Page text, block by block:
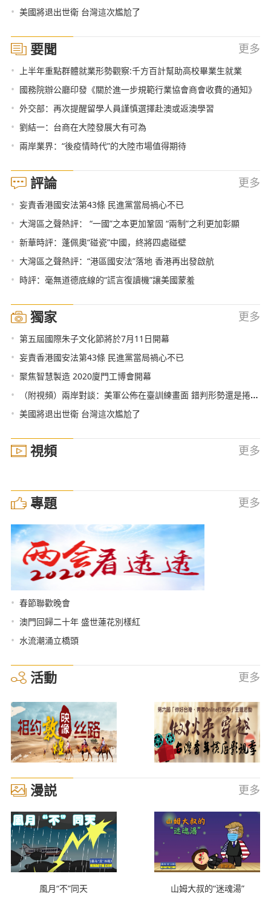
• 美國將退出世衛 台灣這次尷尬了
要聞 更多
• 上半年重點群體就業形勢觀察:千方百計幫助高校畢業生就業
• 國務院辦公廳印發《關於進一步規範行業協會商會收費的通知》
• 外交部：再次提醒留學人員謹慎選擇赴澳或返澳學習
• 劉結一：台商在大陸發展大有可為
• 兩岸業界：“後疫情時代”的大陸市場值得期待
評論 更多
• 妄責香港國安法第43條 民進黨當局禍心不已
• 大灣區之聲熱評： “一國”之本更加鞏固 “兩制”之利更加彰顯
• 新華時評：蓬佩奧“碰瓷”中國，終將四處碰壁
• 大灣區之聲熱評：“港區國安法”落地 香港再出發啟航
• 時評：毫無道德底線的“謊言復讀機”讓美國蒙羞
獨家 更多
• 第五屆國際朱子文化節將於7月11日開幕
• 妄責香港國安法第43條 民進黨當局禍心不已
• 聚焦智慧製造 2020廈門工博會開幕
• （附視頻）兩岸對談：美軍公佈在臺訓練畫面 錯判形勢還是捲入戰爭？
• 美國將退出世衛 台灣這次尷尬了
視頻 更多
專題 更多
• 春節聯歡晚會
• 澳門回歸二十年 盛世蓮花別樣紅
• 水流潮涌立橋頭
活動 更多
漫説 更多
風月“不”同天 山姆大叔的“迷魂湯”